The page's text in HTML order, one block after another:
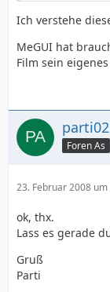
Ich verstehe
MeGUI hat
Film sein
parti02
Foren As
23. Februar 2008 um
ok, thx.
Lass es gerade
Gruß
Parti